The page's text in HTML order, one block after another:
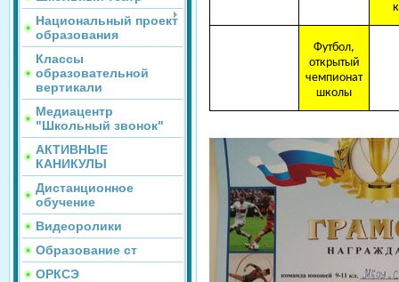
Национальный проект
образования
Классы
образовательной
вертикали
Медиацентр
"Школьный звонок"
АКТИВНЫЕ
КАНИКУЛЫ
Дистанционное
обучение
Видеоролики
Образование ст
ОРКСЭ
Футбол,
открытый
чемпионат
школы